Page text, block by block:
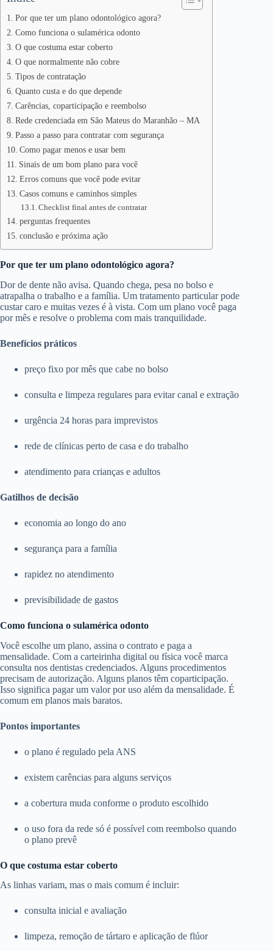
Por que ter um plano odontológico agora?
Como funciona o sulamérica odonto
O que costuma estar coberto
O que normalmente não cobre
Tipos de contratação
Quanto custa e do que depende
Carências, coparticipação e reembolso
Rede credenciada em São Mateus do Maranhão – MA
Passo a passo para contratar com segurança
Como pagar menos e usar bem
Sinais de um bom plano para você
Erros comuns que você pode evitar
Casos comuns e caminhos simples
Checklist final antes de contratar
perguntas frequentes
conclusão e próxima ação
Por que ter um plano odontológico agora?
Dor de dente não avisa. Quando chega, pesa no bolso e
atrapalha o trabalho e a família. Um tratamento particular pode
custar caro e muitas vezes é à vista. Com um plano você paga
por mês e resolve o problema com mais tranquilidade.
Benefícios práticos
preço fixo por mês que cabe no bolso
consulta e limpeza regulares para evitar canal e extração
urgência 24 horas para imprevistos
rede de clínicas perto de casa e do trabalho
atendimento para crianças e adultos
Gatilhos de decisão
economia ao longo do ano
segurança para a família
rapidez no atendimento
previsibilidade de gastos
Como funciona o sulamérica odonto
Você escolhe um plano, assina o contrato e paga a
mensalidade. Com a carteirinha digital ou física você marca
consulta nos dentistas credenciados. Alguns procedimentos
precisam de autorização. Alguns planos têm coparticipação.
Isso significa pagar um valor por uso além da mensalidade. É
comum em planos mais baratos.
Pontos importantes
o plano é regulado pela ANS
existem carências para alguns serviços
a cobertura muda conforme o produto escolhido
o uso fora da rede só é possível com reembolso quando
o plano prevê
O que costuma estar coberto
As linhas variam, mas o mais comum é incluir:
consulta inicial e avaliação
limpeza, remoção de tártaro e aplicação de flúor